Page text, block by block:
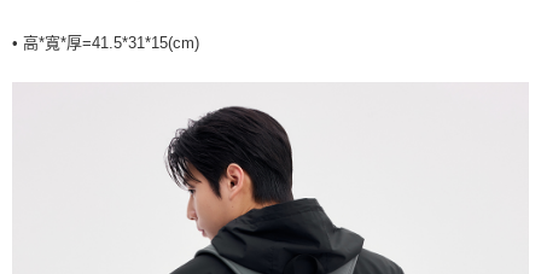
• 高*寬*厚=41.5*31*15(cm)